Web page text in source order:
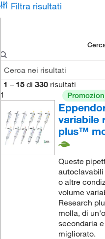
Filtra risultati
1 – 15 di 330 risultati
1
variabile
plus™
Queste
o altre
volume
Research
molla, di
secondaria
migliorato.